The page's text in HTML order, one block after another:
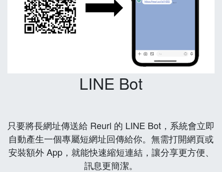
LINE Bot
只要將長網址傳送給 Reurl 的 LINE Bot，系統會立即
自動產生一個專屬短網址回傳給你。無需打開網頁或
安裝額外 App，就能快速縮短連結，讓分享更方便、
訊息更簡潔。